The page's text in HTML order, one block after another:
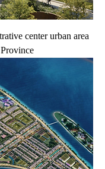
center urban area